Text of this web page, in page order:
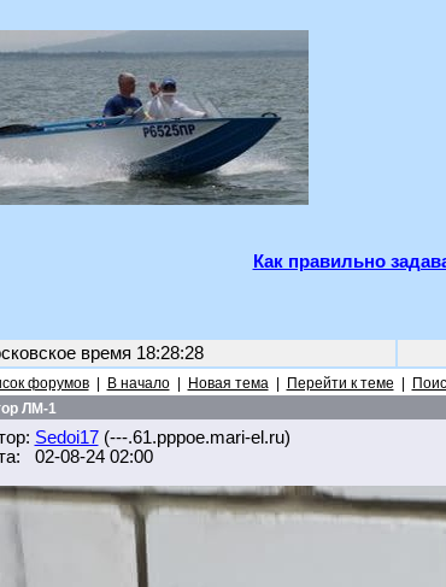
Как правильно
время 18:28:28
форумов| В начало| Новая тема| Перейти к теме
ЛМ-1
Sedoi17(---.61.pppoe.mari-el.ru)
02-08-24 02:00